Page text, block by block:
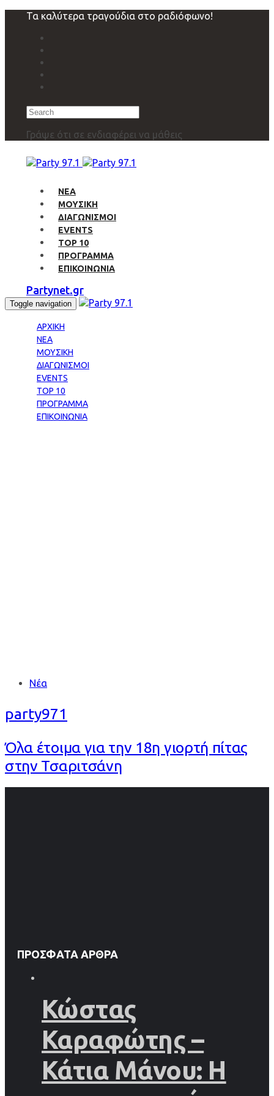
navigation
Τα καλύτερα τραγούδια στο ραδιόφωνο!
Search
Γράψε ότι σε ενδιαφέρει να μάθεις
ΝΕΑ
ΜΟΥΣΙΚΗ
ΔΙΑΓΩΝΙΣΜΟΙ
EVENTS
TOP 10
ΠΡΟΓΡΑΜΜΑ
ΕΠΙΚΟΙΝΩΝΙΑ
Partynet.gr
Toggle navigation
ΑΡΧΙΚΗ
ΝΕΑ
ΜΟΥΣΙΚΗ
ΔΙΑΓΩΝΙΣΜΟΙ
EVENTS
TOP 10
ΠΡΟΓΡΑΜΜΑ
ΕΠΙΚΟΙΝΩΝΙΑ
Tags Νέα
party971
Όλα έτοιμα για την 18η γιορτή πίτας
στην Τσαριτσάνη
ΠΡΌΣΦΑΤΑ ΆΡΘΡΑ
Κώστας
Καραφώτης –
Κάτια Μάνου: Η